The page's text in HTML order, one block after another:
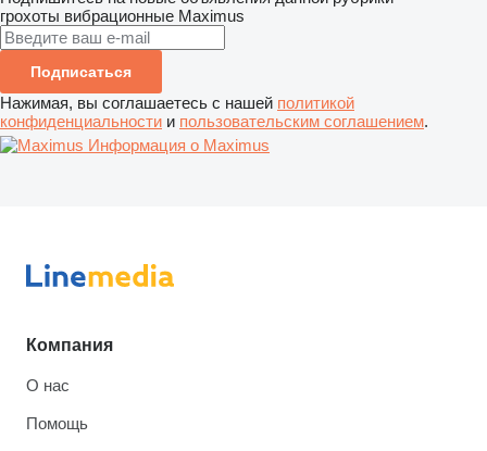
грохоты вибрационные Maximus
Подписаться
Нажимая, вы соглашаетесь с нашей политикой
конфиденциальности и пользовательским соглашением.
Информация о Maximus
Компания
О нас
Помощь